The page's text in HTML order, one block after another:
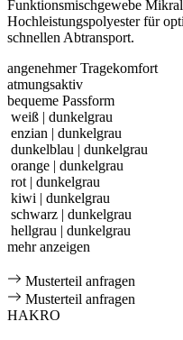
Funktionsmischgewebe
Hochleistungspolyester für
schnellen Abtransport.
angenehmer Tragekomfort
atmungsaktiv
bequeme Passform
weiß | dunkelgrau
enzian | dunkelgrau
dunkelblau | dunkelgrau
orange | dunkelgrau
rot | dunkelgrau
kiwi | dunkelgrau
schwarz | dunkelgrau
hellgrau | dunkelgrau
mehr anzeigen
Musterteil anfragen
Musterteil anfragen
HAKRO